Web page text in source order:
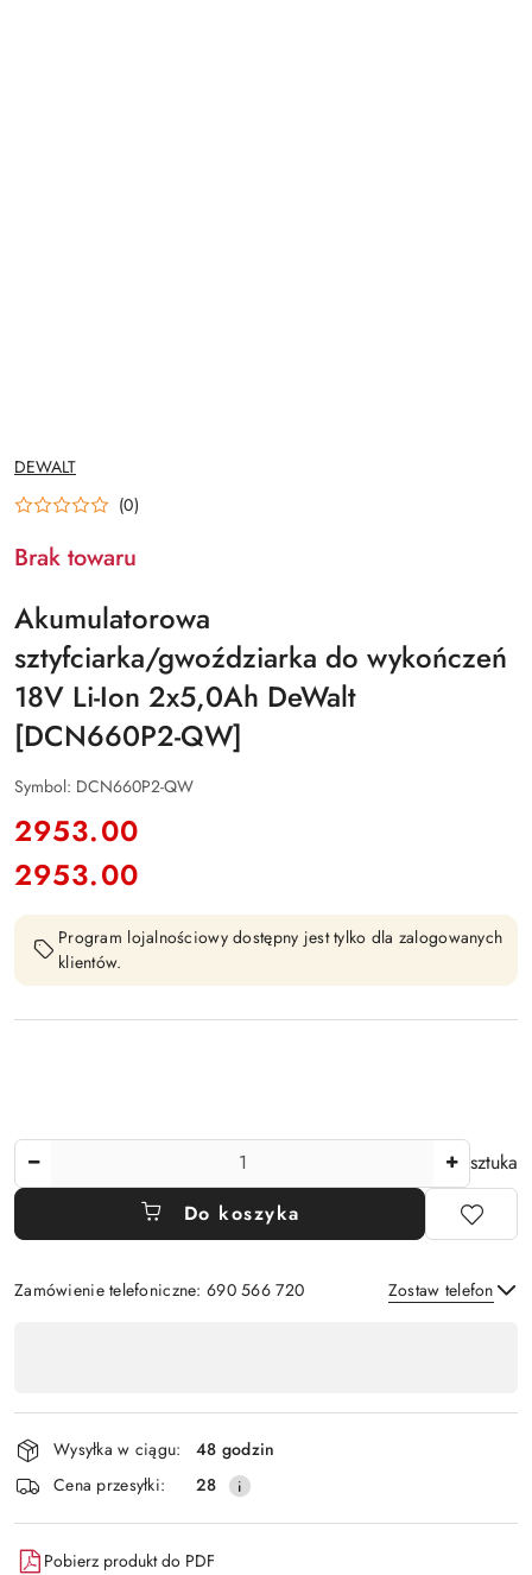
NAZWA
PRODUCENTA:
DEWALT
(0)
Brak towaru
Akumulatorowa
sztyfciarka/gwoździarka do wykończeń
18V Li-Ion 2x5,0Ah DeWalt
[DCN660P2-QW]
Symbol: DCN660P2-QW
cena:
2953.00
Cena:
2953.00
Program lojalnościowy dostępny jest tylko dla zalogowanych
klientów.
sztuka
Do koszyka
Zamówienie telefoniczne: 690 566 720 Zostaw telefon
płatność
i
dostawa
Wysyłka w ciągu:
48 godzin
Cena przesyłki:
28
Pobierz produkt do PDF